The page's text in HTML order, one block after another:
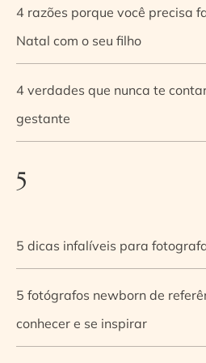
4 razões porque você precisa
Natal com o seu filho
4 verdades que nunca te
gestante
5
5 dicas infalíveis para
5 fotógrafos newborn de
conhecer e se inspirar